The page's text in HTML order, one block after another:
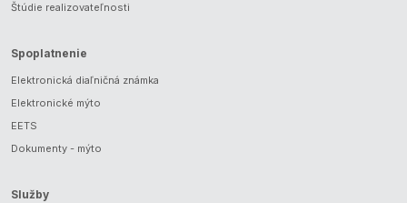
Štúdie realizovateľnosti
Spoplatnenie
Elektronická diaľničná známka
Elektronické mýto
EETS
Dokumenty - mýto
Služby